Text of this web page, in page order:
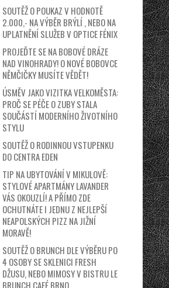
SOUTĚŽ O POUKAZ V HODNOTĚ
2.000,- NA VÝBĚR BRÝLÍ , NEBO NA
UPLATNĚNÍ SLUŽEB V OPTICE FÉNIX
PROJEĎTE SE NA BOBOVÉ DRÁZE
NAD VINOHRADY! O NOVÉ BOBOVCE
NĚMČIČKY MUSÍTE VĚDĚT!
ÚSMĚV JAKO VIZITKA VELKOMĚSTA:
PROČ SE PÉČE O ZUBY STALA
SOUČÁSTÍ MODERNÍHO ŽIVOTNÍHO
STYLU
SOUTĚŽ O RODINNOU VSTUPENKU
DO CENTRA EDEN
TIP NA UBYTOVÁNÍ V MIKULOVĚ:
STYLOVÉ APARTMÁNY LAVANDER
VÁS OKOUZLÍ! A PŘÍMO ZDE
OCHUTNÁTE I JEDNU Z NEJLEPŠÍ
NEAPOLSKÝCH PIZZ NA JIŽNÍ
MORAVĚ!
SOUTĚŽ O BRUNCH DLE VÝBĚRU PO
4 OSOBY SE SKLENICI FRESH
DŽUSU, NEBO MIMOSY V BISTRU LE
BRUNCH CAFÉ BRNO